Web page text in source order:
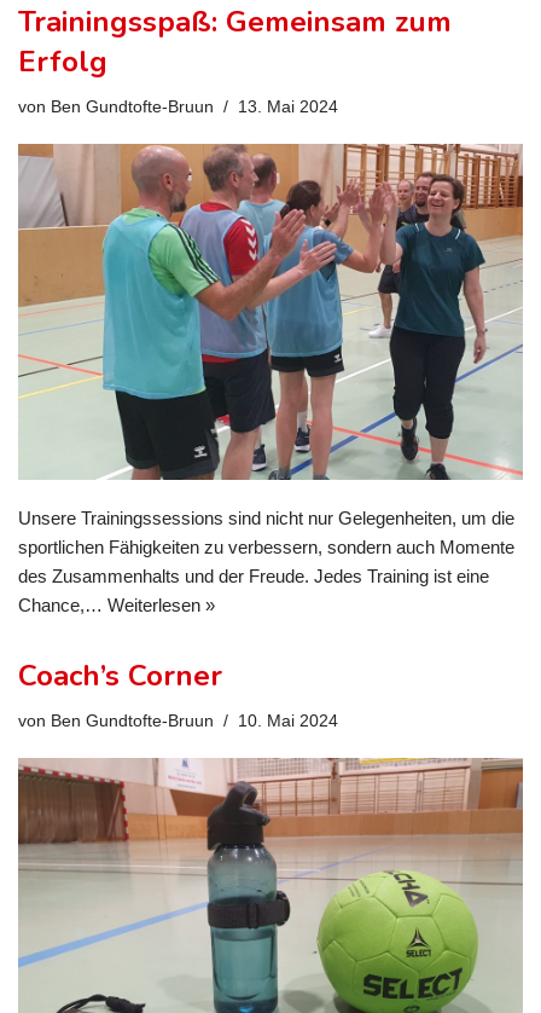
Trainingsspaß: Gemeinsam zum
Erfolg
von Ben Gundtofte-Bruun 13. Mai 2024
Unsere Trainingssessions sind nicht nur Gelegenheiten, um die
sportlichen Fähigkeiten zu verbessern, sondern auch Momente
des Zusammenhalts und der Freude. Jedes Training ist eine
Chance,… Weiterlesen »
Coach’s Corner
von Ben Gundtofte-Bruun 10. Mai 2024